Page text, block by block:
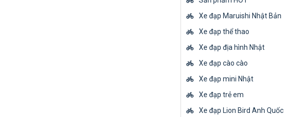
Xe đạp Maruishi Nhật Bản
Xe đạp thể thao
Xe đạp địa hình Nhật
Xe đạp cào cào
Xe đạp mini Nhật
Xe đạp trẻ em
Xe đạp Lion Bird Anh Quốc